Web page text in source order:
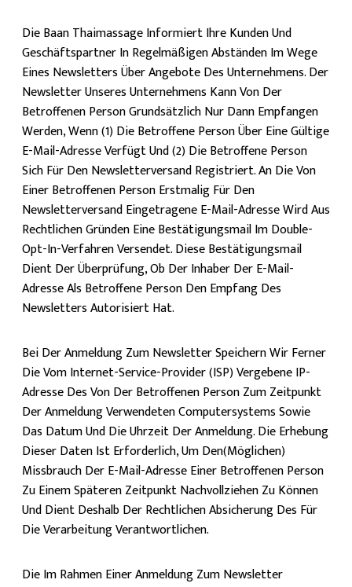
Die Baan Thaimassage Informiert Ihre Kunden Und
Geschäftspartner In Regelmäßigen Abständen Im Wege
Eines Newsletters Über Angebote Des Unternehmens. Der
Newsletter Unseres Unternehmens Kann Von Der
Betroffenen Person Grundsätzlich Nur Dann Empfangen
Werden, Wenn (1) Die Betroffene Person Über Eine Gültige
E-Mail-Adresse Verfügt Und (2) Die Betroffene Person
Sich Für Den Newsletterversand Registriert. An Die Von
Einer Betroffenen Person Erstmalig Für Den
Newsletterversand Eingetragene E-Mail-Adresse Wird Aus
Rechtlichen Gründen Eine Bestätigungsmail Im Double-
Opt-In-Verfahren Versendet. Diese Bestätigungsmail
Dient Der Überprüfung, Ob Der Inhaber Der E-Mail-
Adresse Als Betroffene Person Den Empfang Des
Newsletters Autorisiert Hat.
Bei Der Anmeldung Zum Newsletter Speichern Wir Ferner
Die Vom Internet-Service-Provider (ISP) Vergebene IP-
Adresse Des Von Der Betroffenen Person Zum Zeitpunkt
Der Anmeldung Verwendeten Computersystems Sowie
Das Datum Und Die Uhrzeit Der Anmeldung. Die Erhebung
Dieser Daten Ist Erforderlich, Um Den(möglichen)
Missbrauch Der E-Mail-Adresse Einer Betroffenen Person
Zu Einem Späteren Zeitpunkt Nachvollziehen Zu Können
Und Dient Deshalb Der Rechtlichen Absicherung Des Für
Die Verarbeitung Verantwortlichen.
Die Im Rahmen Einer Anmeldung Zum Newsletter